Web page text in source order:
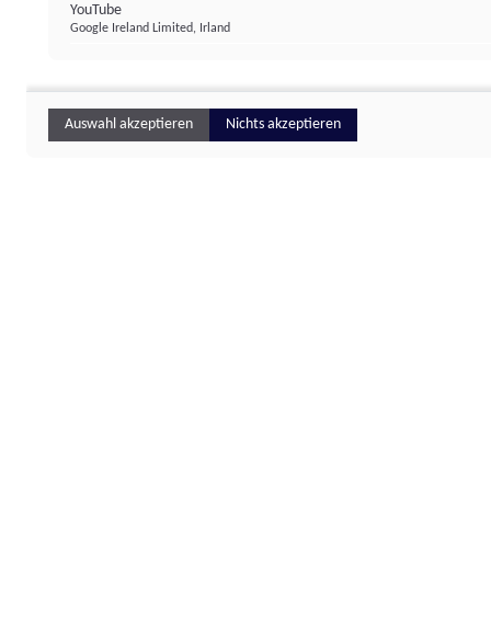
YouTube
Google Ireland Limited, Irland
Auswahl akzeptieren Nichts akzeptieren